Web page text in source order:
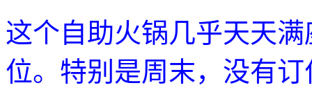
这个自助火锅几乎天天
位。特别是周末，没有